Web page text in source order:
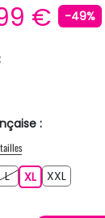
€ -49%
:
LL XLXLXXLXXL